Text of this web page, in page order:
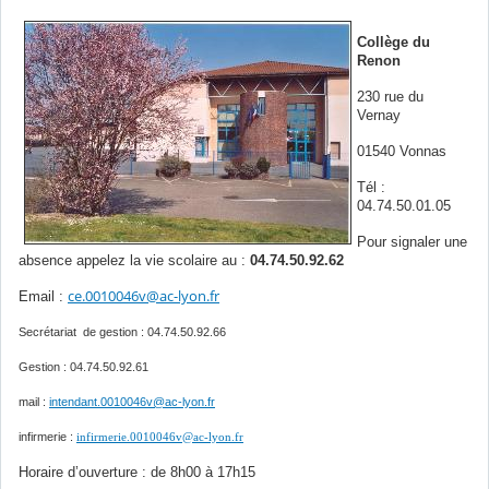
Collège du
Renon
230 rue du
Vernay
01540 Vonnas
Tél :
04.74.50.01.05
Pour signaler une
absence appelez la vie scolaire au : 04.74.50.92.62
Email : ce.0010046v@ac-lyon.fr
Secrétariat de gestion : 04.74.50.92.66
Gestion : 04.74.50.92.61
mail : intendant.0010046v@ac-lyon.fr
infirmerie : infirmerie.0010046v@ac-lyon.fr
Horaire d’ouverture : de 8h00 à 17h15